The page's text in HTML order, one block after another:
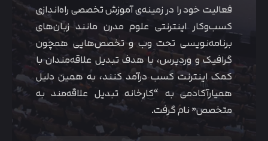
فعالیت خود را در زمینه‌ی آموزش تخصصی راه‌اندازی
کسب‌و‌کار اینترنتی علوم مدرن مانند زبان‌های
برنامه‌نویسی تحت وب و تخصص‌هایی همچون
گرافیک و وردپرس، با هدف تبدیل علاقه‌مندان با
کمک اینترنت کسب درآمد کنند، به همین دلیل
همیارآکادمی به “کارخانه تبدیل علاقه‌مند به
متخصص” نام گرفت.
متوجه شدم